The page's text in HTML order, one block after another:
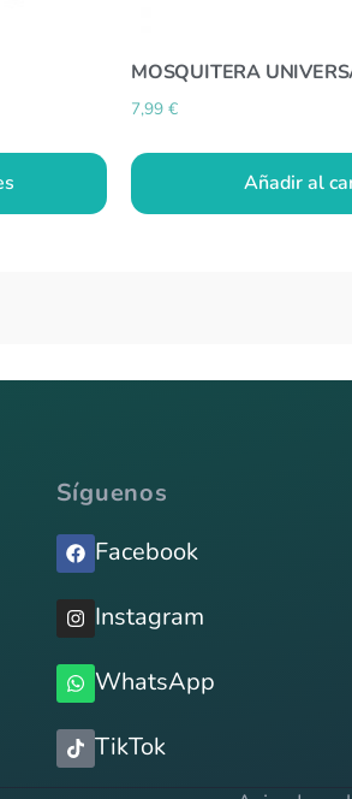
MOSQUITERA
7,99 €
Añadir al
Síguenos
Facebook
Instagram
WhatsApp
TikTok